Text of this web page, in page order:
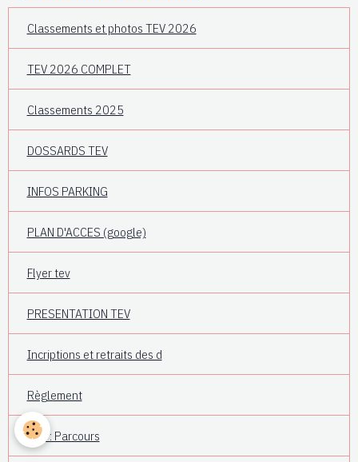
Classements et photos TEV 2026
TEV 2026 COMPLET
Classements 2025
DOSSARDS TEV
INFOS PARKING
PLAN D'ACCES (google)
Flyer tev
PRESENTATION TEV
Incriptions et retraits des d
Règlement
TEV : Parcours